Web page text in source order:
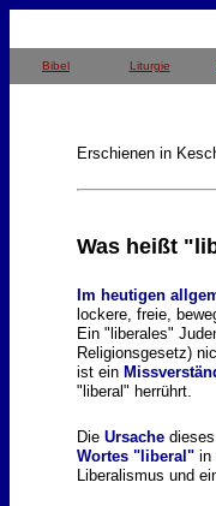
Bibel Liturgie
Erschienen in
Was heißt
Im heutigen
lockere, freie,
Ein "liberales"
Religionsgesetz)
ist ein
"liberal" herrührt.
Die Ursache
Wortes "liberal" in
Liberalismus und